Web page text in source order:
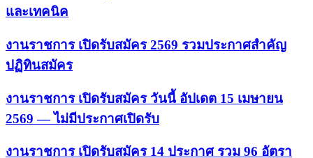
และเทคนิค
งานราชการ เปิดรับสมัคร 2569 รวมประกาศสำคัญ
ปฏิทินสมัคร
งานราชการ เปิดรับสมัคร วันนี้ อัปเดต 15 เมษายน
2569 — ไม่มีประกาศเปิดรับ
งานราชการ เปิดรับสมัคร 14 ประกาศ รวม 96 อัตรา